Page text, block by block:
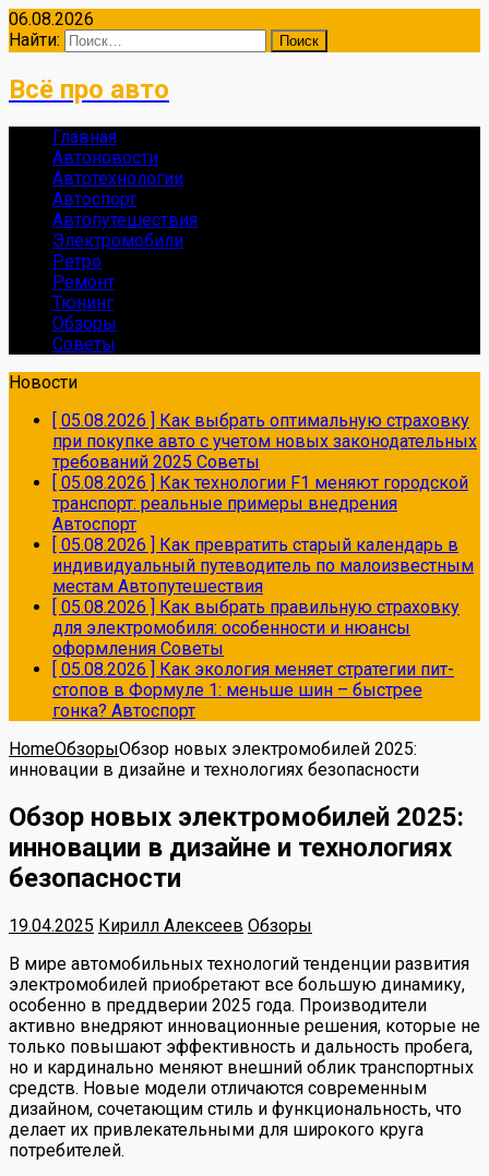
06.08.2026
Найти:
Всё про авто
Главная
Автоновости
Автотехнологии
Автоспорт
Автопутешествия
Электромобили
Ретро
Ремонт
Тюнинг
Обзоры
Советы
Новости
[ 05.08.2026 ] Как выбрать оптимальную страховку
при покупке авто с учетом новых законодательных
требований 2025 Советы
[ 05.08.2026 ] Как технологии F1 меняют городской
транспорт: реальные примеры внедрения
Автоспорт
[ 05.08.2026 ] Как превратить старый календарь в
индивидуальный путеводитель по малоизвестным
местам Автопутешествия
[ 05.08.2026 ] Как выбрать правильную страховку
для электромобиля: особенности и нюансы
оформления Советы
[ 05.08.2026 ] Как экология меняет стратегии пит-
стопов в Формуле 1: меньше шин – быстрее
гонка? Автоспорт
HomeОбзорыОбзор новых электромобилей 2025:
инновации в дизайне и технологиях безопасности
Обзор новых электромобилей 2025:
инновации в дизайне и технологиях
безопасности
19.04.2025 Кирилл Алексеев Обзоры
В мире автомобильных технологий тенденции развития
электромобилей приобретают все большую динамику,
особенно в преддверии 2025 года. Производители
активно внедряют инновационные решения, которые не
только повышают эффективность и дальность пробега,
но и кардинально меняют внешний облик транспортных
средств. Новые модели отличаются современным
дизайном, сочетающим стиль и функциональность, что
делает их привлекательными для широкого круга
потребителей.